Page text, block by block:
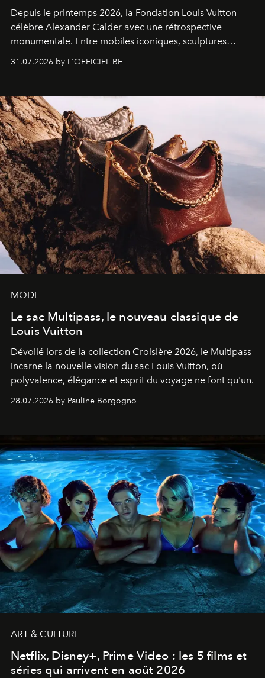
Depuis le printemps 2026, la Fondation Louis Vuitton
célèbre Alexander Calder avec une rétrospective
monumentale. Entre mobiles iconiques, sculptures
monumentales et poésie du mouvement, l'artiste
américain investit les espaces imaginés par Frank Gehry
sculpture.
31.07.2026 by L'OFFICIEL BE
MODE
Le sac Multipass, le nouveau classique de
Louis Vuitton
Dévoilé lors de la collection Croisière 2026, le Multipass
incarne la nouvelle vision du sac Louis Vuitton, où
polyvalence, élégance et esprit du voyage ne font qu'un.
28.07.2026 by Pauline Borgogno
ART & CULTURE
Netflix, Disney+, Prime Video : les 5 films et
séries qui arrivent en août 2026